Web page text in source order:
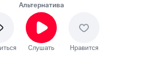
Альтернатива
Слушать Нравится